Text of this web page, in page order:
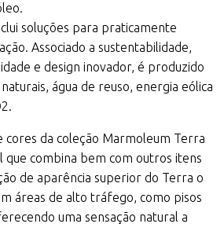
soluções para praticamente
Associado a sustentabilidade,
e design inovador, é produzido
água de reuso, energia eólica
cores da coleção Marmoleum Terra
que combina bem com outros itens
de aparência superior do Terra o
áreas de alto tráfego, como pisos
uma sensação natural a